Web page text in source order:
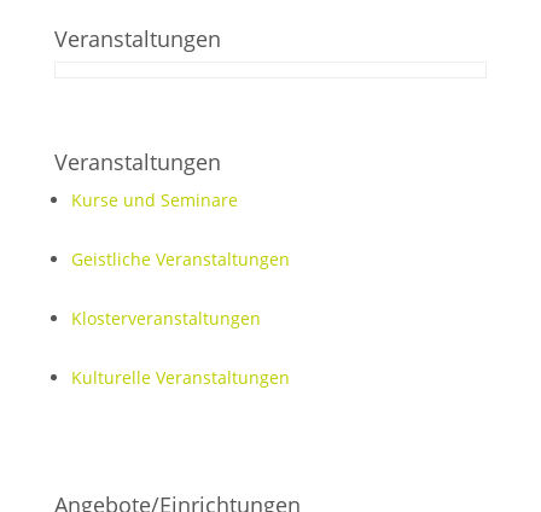
Veranstaltungen
Veranstaltungen
Kurse und Seminare
Geistliche Veranstaltungen
Klosterveranstaltungen
Kulturelle Veranstaltungen
Angebote/Einrichtungen